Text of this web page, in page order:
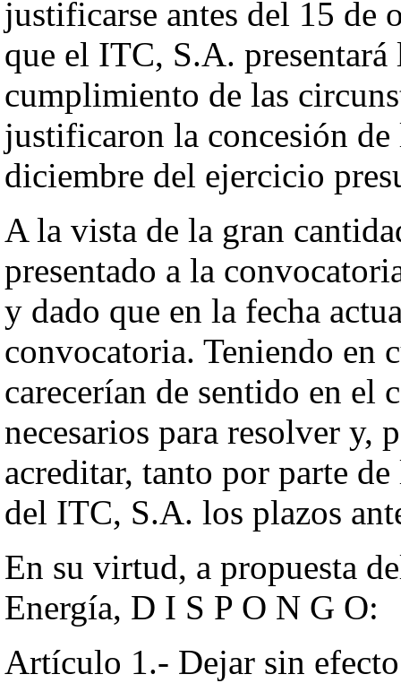
justificarse antes del 15 de
que el ITC, S.A.
cumplimiento de las
justificaron la concesión
diciembre del ejercicio
A la vista de la gran
presentado a la
y dado que en la fecha
convocatoria. Teniendo en
carecerían de sentido en el
necesarios para resolver y,
acreditar, tanto por parte
del ITC, S.A. los plazos
En su virtud, a propuesta
Energía, D I S P O N G O:
Artículo 1.- Dejar sin